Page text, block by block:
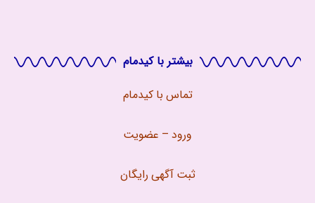
بیشتر با کیدمام
تماس با کیدمام
ورود – عضویت
ثبت آگهی رایگان